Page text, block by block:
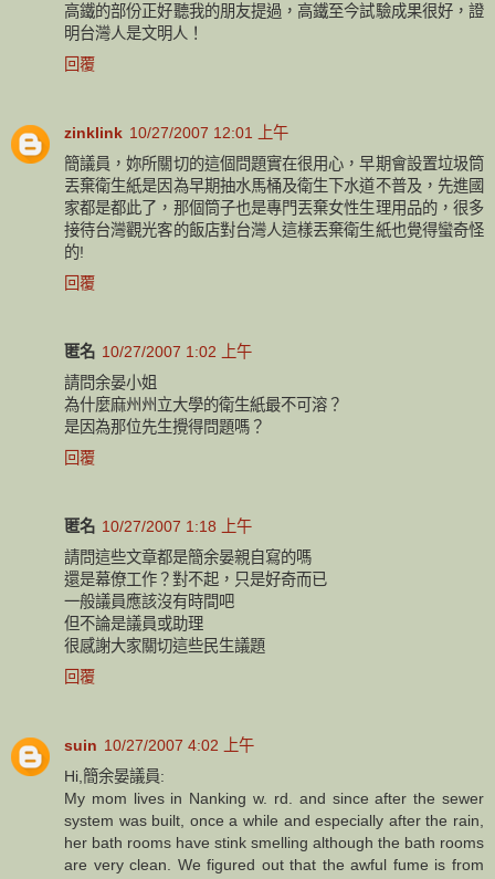
高鐵的部份正好聽我的朋友提過，高鐵至今試驗成果很好，證
明台灣人是文明人！
回覆
zinklink 10/27/2007 12:01 上午
簡議員，妳所關切的這個問題實在很用心，早期會設置垃圾筒
丟棄衛生紙是因為早期抽水馬桶及衛生下水道不普及，先進國
家都是都此了，那個筒子也是專門丟棄女性生理用品的，很多
接待台灣觀光客的飯店對台灣人這樣丟棄衛生紙也覺得蠻奇怪
的!
回覆
匿名 10/27/2007 1:02 上午
請問余晏小姐
為什麼麻州州立大學的衛生紙最不可溶？
是因為那位先生攪得問題嗎？
回覆
匿名 10/27/2007 1:18 上午
請問這些文章都是簡余晏親自寫的嗎
還是幕僚工作？對不起，只是好奇而已
一般議員應該沒有時間吧
但不論是議員或助理
很感謝大家關切這些民生議題
回覆
suin 10/27/2007 4:02 上午
Hi,簡余晏議員:
My mom lives in Nanking w. rd. and since after the sewer
system was built, once a while and especially after the rain,
her bath rooms have stink smelling although the bath rooms
are very clean. We figured out that the awful fume is from